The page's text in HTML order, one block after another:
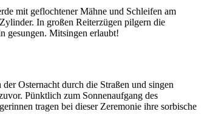
mit geflochtener Mähne und Schleifen am
In großen Reiterzügen pilgern die
gesungen. Mitsingen erlaubt!
Osternacht durch die Straßen und singen
Pünktlich zum Sonnenaufgang des
tragen bei dieser Zeremonie ihre sorbische